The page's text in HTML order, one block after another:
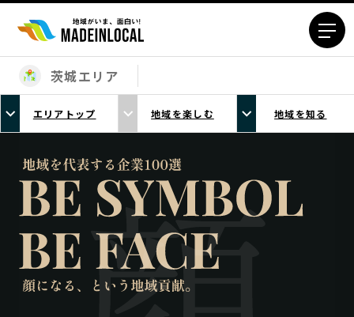
エリアから探す
北海道エリア
青森エリア
秋田エリア
山形エリア
福島エリア
茨城エリア
埼玉エリア
千葉エリア
東京23区エリア
茨城エリア
エリアトップ 地域を楽しむ 地域を知る